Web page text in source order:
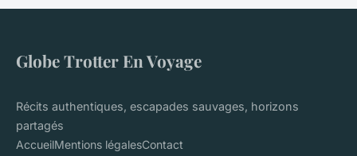
Globe Trotter En Voyage
Récits authentiques, escapades sauvages, horizons
partagés
AccueilMentions légalesContact